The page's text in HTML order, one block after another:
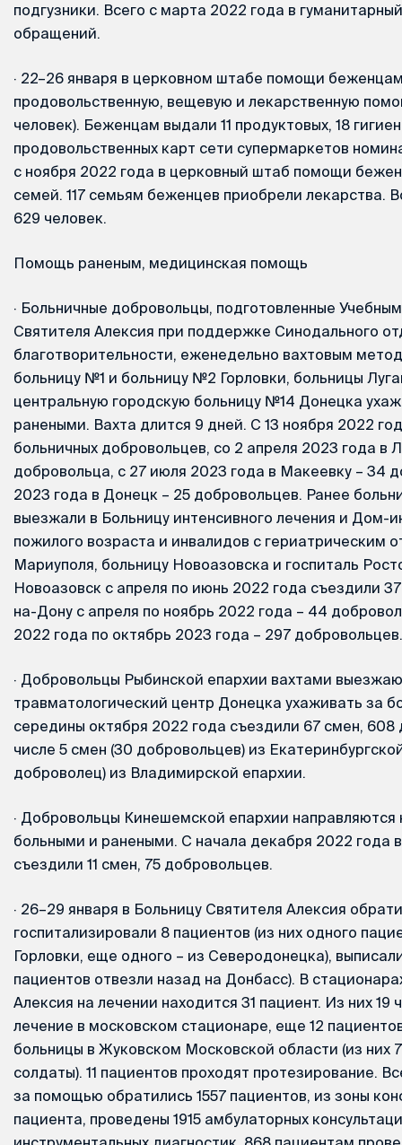
подгузники. Всего с марта 2022 года в
обращений.
· 22–26 января в церковном штабе помощи
продовольственную, вещевую и лекарственную
человек). Беженцам выдали 11 продуктовых, 18
продовольственных карт сети супермаркетов
с ноября 2022 года в церковный штаб помощи
семей. 117 семьям беженцев приобрели лекарства.
629 человек.
Помощь раненым, медицинская помощь
· Больничные добровольцы, подготовленные
Святителя Алексия при поддержке Синодального
благотворительности, еженедельно вахтовым
больницу №1 и больницу №2 Горловки, больницы
центральную городскую больницу №14 Донецка
ранеными. Вахта длится 9 дней. С 13 ноября 2022
больничных добровольцев, со 2 апреля 2023 года в
добровольца, с 27 июля 2023 года в Макеевку – 34
2023 года в Донецк – 25 добровольцев. Ранее
выезжали в Больницу интенсивного лечения и Дом-
пожилого возраста и инвалидов с гериатрическим
Мариуполя, больницу Новоазовска и госпиталь
Новоазовск с апреля по июнь 2022 года съездили
на-Дону с апреля по ноябрь 2022 года – 44
2022 года по октябрь 2023 года – 297 добровольцев.
· Добровольцы Рыбинской епархии вахтами
травматологический центр Донецка ухаживать за
середины октября 2022 года съездили 67 смен, 608
числе 5 смен (30 добровольцев) из
доброволец) из Владимирской епархии.
· Добровольцы Кинешемской епархии направляются
больными и ранеными. С начала декабря 2022 года
съездили 11 смен, 75 добровольцев.
· 26–29 января в Больницу Святителя Алексия
госпитализировали 8 пациентов (из них одного
Горловки, еще одного – из Северодонецка),
пациентов отвезли назад на Донбасс). В
Алексия на лечении находится 31 пациент. Из них 19
лечение в московском стационаре, еще 12
больницы в Жуковском Московской области (из них
солдаты). 11 пациентов проходят протезирование.
за помощью обратились 1557 пациентов, из зоны
пациента, проведены 1915 амбулаторных